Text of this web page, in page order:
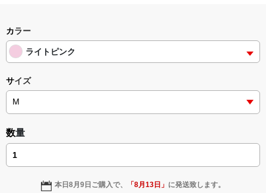
<デザイン画集&グッズカタログ>
＿＿＿＿＿＿＿＿＿＿＿＿＿＿＿＿＿＿＿＿＿＿
小説 [刺すように燃えるような眼差しは] -Version1.
挿画&グッズカタログ <デザイン画集:BEST版>
＜著者:絵本/挿画作成＞ 凛々風 猛-リリカゼタケル
小説 [刺すように燃えるような眼差しは] -Version2.
挿画&グッズカタログ <デザイン画集:BEST版>
＜著者:絵本/挿画作成＞ 凛々風 猛-リリカゼタケル
小説 [刺すように燃えるような眼差しは]
-Comics Style Version.
挿画&グッズカタログ <デザイン画集:BEST版>
＜著者/絵本:挿画作成＞ 凛々風 猛 -リリカゼタケル
https://amzn.asia/d/gPVyU1t
＜著者 : 作詞＞ 凛々風 猛 -リリカゼタケル
日本語版: https://amzn.asia/d/ipdf8cX
英語版: https://amzn.asia/d/1nwVIb6
▶︎弛まぬ言霊[+挿画50作品版]
＜小説+作詞20曲+挿画50作品>
＜著者: 作詞/挿画作成＞ 凛々風 猛 -リリカゼタケル
日本語版: https://amzn.asia/d/3czgKs8
英語版: https://amzn.asia/d/bpIME7s
▶︎弛まぬ言霊 <+挿画/スケッチ&塗り絵ver.版>
-ロードムービー系ミュージカル小説 +作詞20曲
カラー
ライトピンク
サイズ
数量
本日8月9日 ご購入で、 「8月13日 」 に発送致します。